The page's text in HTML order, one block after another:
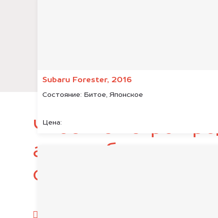
Subaru Forester, 2016
Состояние: Битое, Японское
Цена:
Чтобы быстро
автомобиль,
следующие